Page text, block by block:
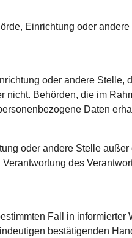
Einrichtung oder
oder andere Stelle,
Behörden, die im
Daten
oder andere Stelle
des
Fall in
bestätigenden